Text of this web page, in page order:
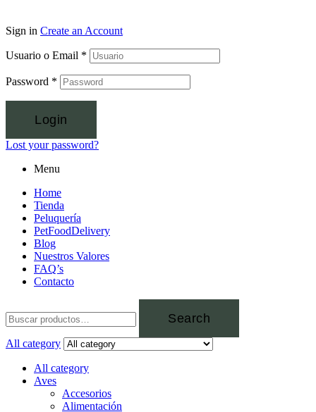
Sign in Create an Account
Usuario o Email *
Password *
Login
Lost your password?
Menu
Home
Tienda
Peluquería
PetFoodDelivery
Blog
Nuestros Valores
FAQ’s
Contacto
Search
All category
All category
Aves
Accesorios
Alimentación